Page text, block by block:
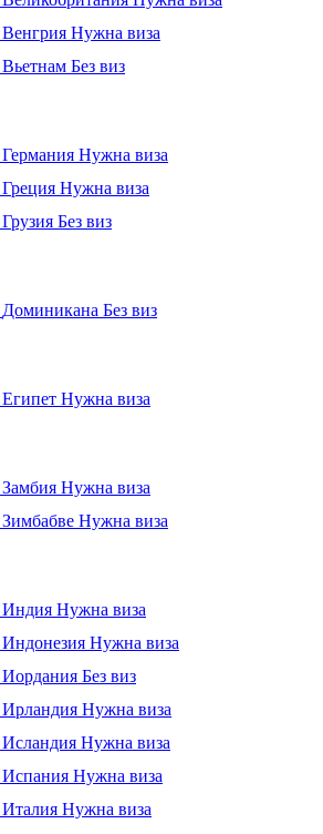
Венгрия Нужна виза
Вьетнам Без виз
Германия Нужна виза
Греция Нужна виза
Грузия Без виз
Доминикана Без виз
Египет Нужна виза
Замбия Нужна виза
Зимбабве Нужна виза
Индия Нужна виза
Индонезия Нужна виза
Иордания Без виз
Ирландия Нужна виза
Исландия Нужна виза
Испания Нужна виза
Италия Нужна виза